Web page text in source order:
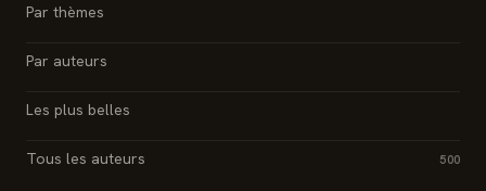
Par thèmes
Par auteurs
Les plus belles
Tous les auteurs 500